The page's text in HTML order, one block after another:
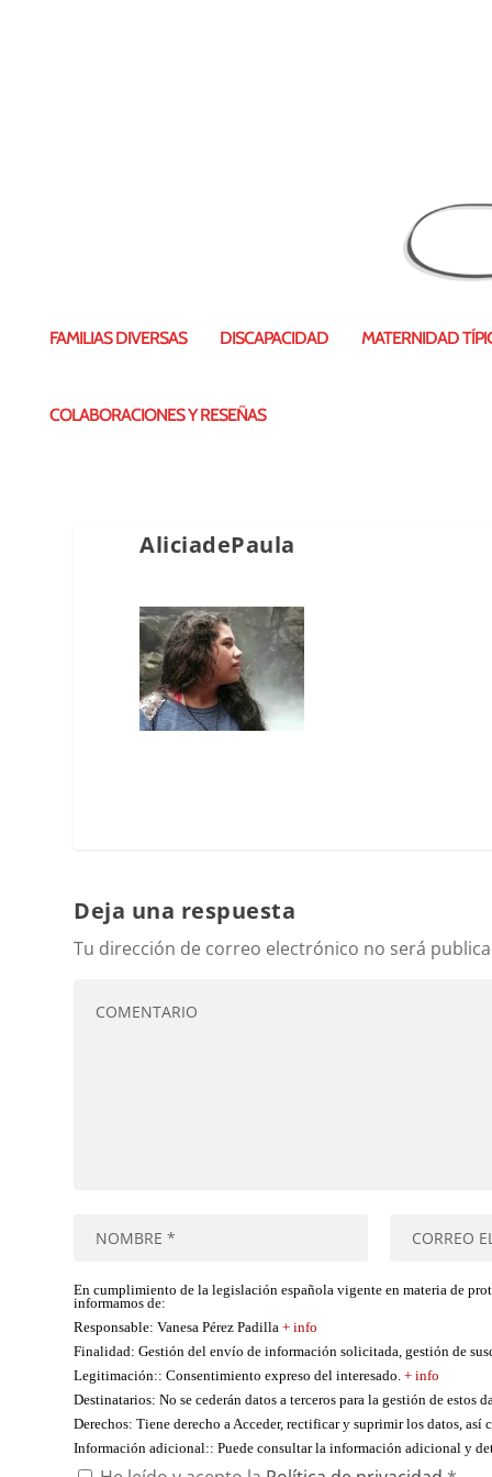
FAMILIAS DIVERSAS DISCAPACIDAD MATERNIDAD
COLABORACIONES Y RESEÑAS
AliciadePaula
Deja una respuesta
Tu dirección de correo electrónico no será
En cumplimiento de la legislación española vigente en materia de
informamos de:
Responsable: Vanesa Pérez Padilla+ info
Finalidad: Gestión del envío de información solicitada, gestión de
Legitimación:: Consentimiento expreso del interesado.+ info
Destinatarios: No se cederán datos a terceros para la gestión de estos
Derechos: Tiene derecho a Acceder, rectificar y suprimir los datos,
Información adicional:: Puede consultar la información adicional y